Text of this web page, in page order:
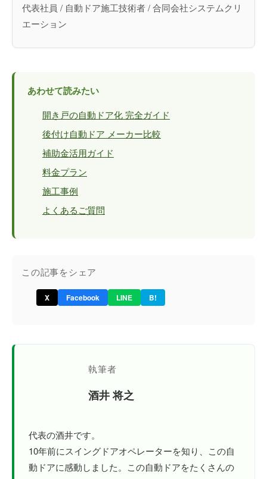
代表社員 / 自動ドア施工技術者 / 合同会社システムクリ
エーション
あわせて読みたい
開き戸の自動ドア化 完全ガイド
後付け自動ドア メーカー比較
補助金活用ガイド
料金プラン
施工事例
よくあるご質問
この記事をシェア
X Facebook LINE B!
執筆者
酒井 将之
代表の酒井です。
10年前にスイングドアオペレーターを知り、この自
動ドアに感動しました。この自動ドアをたくさんの